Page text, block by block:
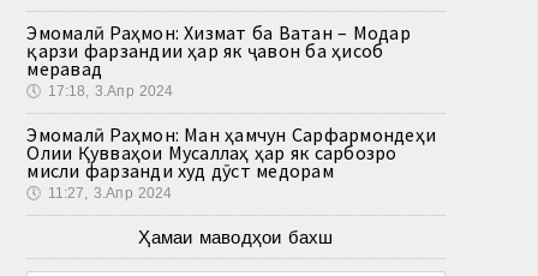
Эмомалӣ Раҳмон: Хизмат ба Ватан – Модар
қарзи фарзандии ҳар як ҷавон ба ҳисоб
меравад
🕔 17:18, 3.Апр 2024
Эмомалӣ Раҳмон: Ман ҳамчун Сарфармондеҳи
Олии Қувваҳои Мусаллаҳ ҳар як сарбозро
мисли фарзанди худ дӯст медорам
🕔 11:27, 3.Апр 2024
Ҳамаи маводҳои бахш